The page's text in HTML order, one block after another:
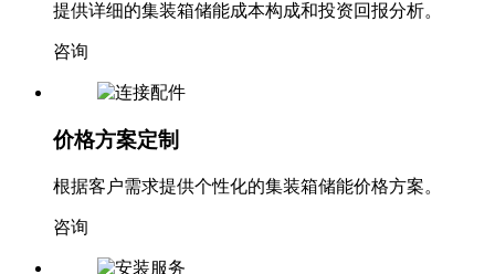
提供详细的集装箱储能成本构成和投资回报分析。
咨询
价格方案定制
根据客户需求提供个性化的集装箱储能价格方案。
咨询